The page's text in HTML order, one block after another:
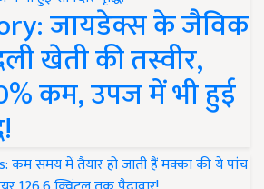
जायडेक्स के जैविक
खेती की तस्वीर,
कम, उपज में भी हुई